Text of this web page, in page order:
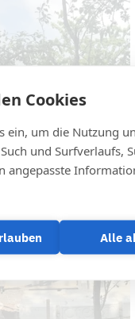
Cookies
ein, um die Nutzung
und Surfverlaufs,
angepasste
Alle